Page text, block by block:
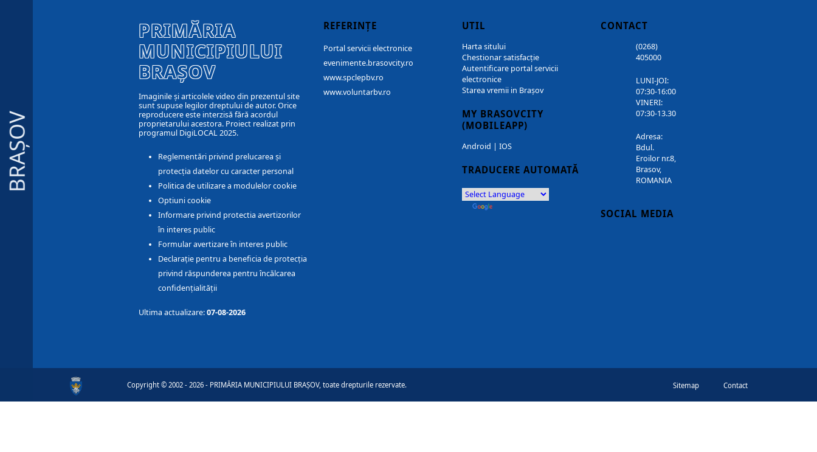
BRAȘOV
PRIMĂRIA
MUNICIPIULUI
BRAȘOV
Imaginile și articolele video din prezentul site
sunt supuse legilor dreptului de autor. Orice
reproducere este interzisă fără acordul
proprietarului acestora. Proiect realizat prin
programul DigiLOCAL 2025.
Reglementări privind prelucarea și
protecția datelor cu caracter personal
Politica de utilizare a modulelor cookie
Optiuni cookie
Informare privind protectia avertizorilor
în interes public
Formular avertizare în interes public
Declarație pentru a beneficia de protecția
privind răspunderea pentru încălcarea
confidențialității
Ultima actualizare:07-08-2026
REFERINȚE
Portal servicii electronice
evenimente.brasovcity.ro
www.spclepbv.ro
www.voluntarbv.ro
UTIL
Harta sitului
Chestionar satisfacție
Autentificare portal servicii
electronice
Starea vremii in Brașov
MY BRASOVCITY
(MOBILEAPP)
Android | IOS
TRADUCERE AUTOMATĂ
CONTACT
(0268)
405000
LUNI-JOI:
07:30-16:00
VINERI:
07:30-13.30
Adresa:
Bdul.
Eroilor nr.8,
Brasov,
ROMANIA
SOCIAL MEDIA
Copyright © 2002 - 2026 - PRIMĂRIA MUNICIPIULUI BRAȘOV, toate drepturile rezervate. Sitemap Contact